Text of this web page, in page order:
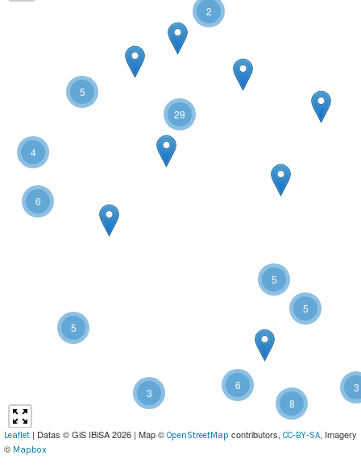
3
5
5
3
6
2
6
5
8
29
4
5
Leaflet | Datas © GiS IBiSA 2026 | Map © OpenStreetMap contributors, CC-BY-SA, Imagery
© Mapbox